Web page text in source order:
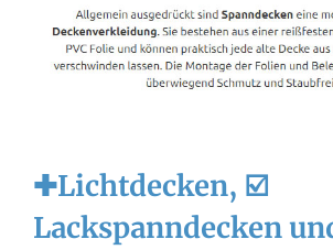
✚Lichtdecken, ☑️
Lackspanndecken